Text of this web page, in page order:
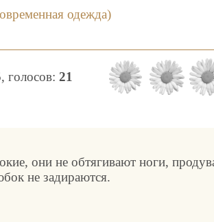
одежда)
, голосов: 21
они не обтягивают ноги,
не задираются.